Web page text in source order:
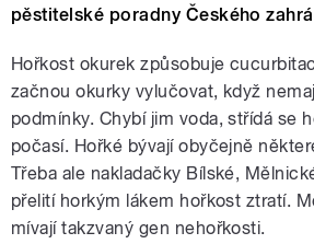
pěstitelské poradny Českého
Hořkost okurek způsobuje
začnou okurky vylučovat, když
podmínky. Chybí jim voda, střídá se
počasí. Hořké bývají obyčejně
Třeba ale nakladačky Bílské,
přelití horkým lákem hořkost ztratí.
mívají takzvaný gen nehořkosti.